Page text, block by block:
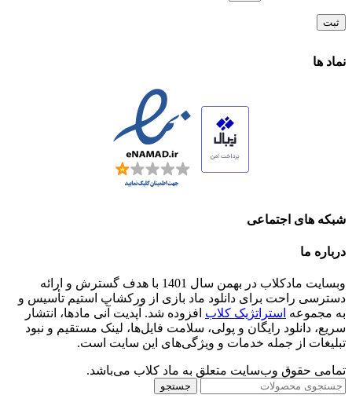
نماد ها
شبکه های اجتماعی
درباره ما
وبسایت مادکلاب در بهمن سال 1401 با هدف گسترش و ارائه
دسترسی راحت برای دانلود ماد بازی از ورکشاپ استیم تأسیس و
به مجموعه استراتژیک کلاب افزوده شد. آپدیت آنی مادها، انتشار
سریع، دانلود رایگان و پولی، سلامت فایل‌ها، لینک مستقیم و نبود
تبلیغات از جمله خدمات و ویژگی‌های این سایت است.
تمامی حقوق وب‌سایت متعلق به ماد کلاب می‌باشد.
جستجو